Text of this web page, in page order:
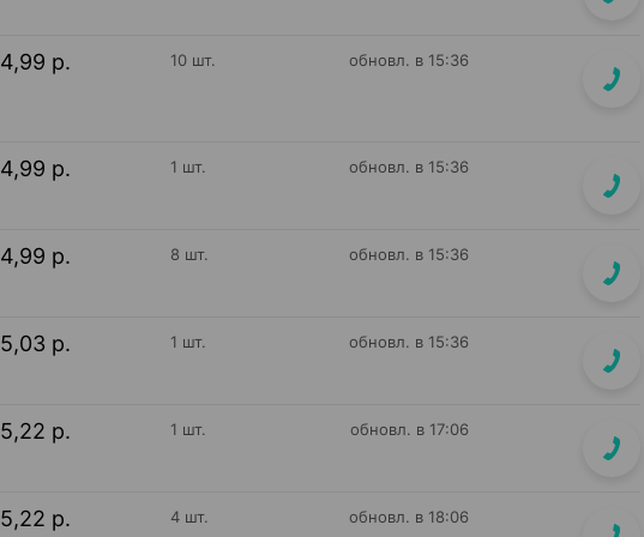
4,99 р. 10 шт. обновл. в 15:36
4,99 р. 1 шт. обновл. в 15:36
4,99 р. 8 шт. обновл. в 15:36
5,03 р. 1 шт. обновл. в 15:36
5,22 р. 1 шт. обновл. в 17:06
5,22 р. 4 шт. обновл. в 18:06